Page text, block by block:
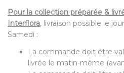
Pour la collection préparée &
Interflora, livraison possible le
Samedi :
La commande doit être
livrée le matin-même